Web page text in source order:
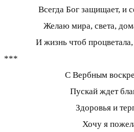
Всегда Бог защищает, и
Желаю мира, света,
И жизнь чтоб
***
С Вербным
Пускай ждет
Здоровья и
Хочу я